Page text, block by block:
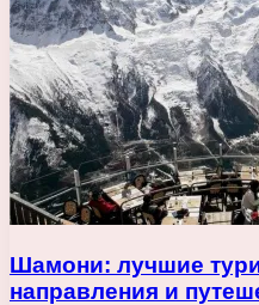
Шамони: лучшие
направления и